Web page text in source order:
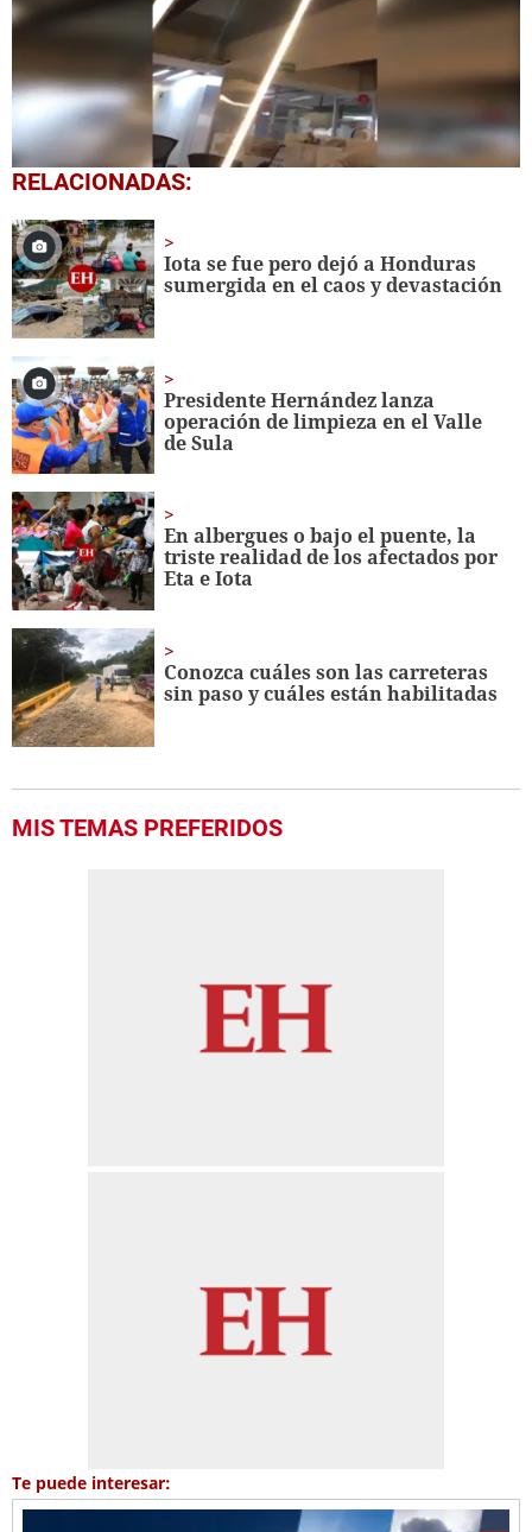
0
seconds
2
minutes,
18
seconds
RELACIONADAS:
Iota se fue pero dejó a Honduras
sumergida en el caos y devastación
Presidente Hernández lanza
operación de limpieza en el Valle
de Sula
En albergues o bajo el puente, la
triste realidad de los afectados por
Eta e Iota
Conozca cuáles son las carreteras
sin paso y cuáles están habilitadas
MIS TEMAS PREFERIDOS
Te puede interesar: